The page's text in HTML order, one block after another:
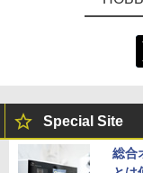
Special Site
総合